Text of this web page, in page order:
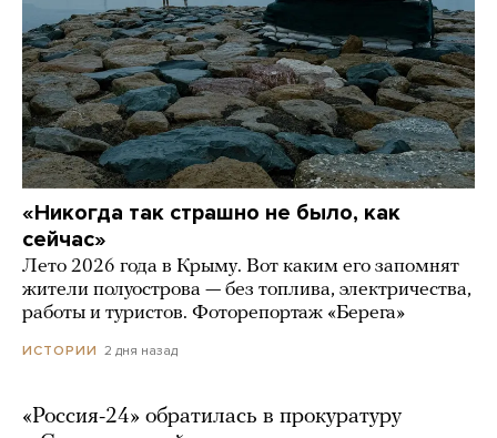
«Никогда так страшно не было, как
сейчас»
Лето 2026 года в Крыму. Вот каким его запомнят
жители полуострова — без топлива, электричества,
работы и туристов. Фоторепортаж «Берега»
ИСТОРИИ 2 дня назад
«Россия-24» обратилась в прокуратуру